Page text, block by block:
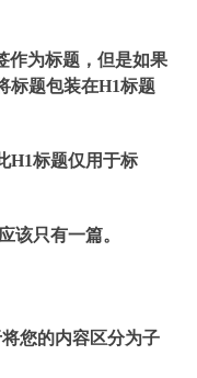
作为标题，但是如果
标题包装在H1标题
H1标题仅用于标
该只有一篇。
您的内容区分为子